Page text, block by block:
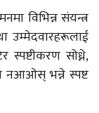
विभिन्न संयन्त्र
उम्मेदवारहरूलाई
सोध्ने,
नआओस् भन्ने स्पष्ट